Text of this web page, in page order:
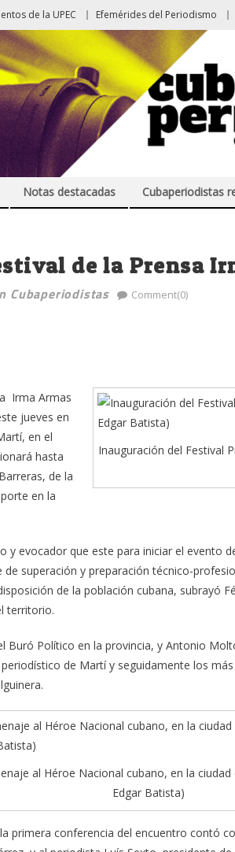
de la UPEC Efemérides del Periodismo
Notas destacadas Cubaperiodistas
de la Prensa
Cubaperiodistas Comment(0)
Inauguración del Festival
Irma Armas
jueves en
en el
hasta
de la
en la
y evocador que este para iniciar el evento
superación y preparación técnico-
de la población cubana, subrayó
territorio.
Buró Político en la provincia, y Antonio
de Martí y seguidamente los
al Héroe Nacional cubano, en la ciudad
Edgar Batista)
primera conferencia del encuentro contó